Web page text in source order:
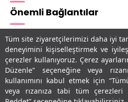
Tüm site ziyaretçilerimizi daha iyi
deneyimini kişiselleştirmek ve
çerezler kullanıyoruz. Çerez
Düzenle” seçeneğine veya
kullanımını kabul etmek için
veya rızanıza tabi tüm çerezleri
Önemli Bağlantılar
Adres & İletişim
Uygulamalarımız